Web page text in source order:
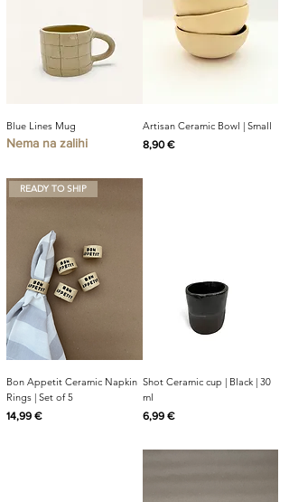
Blue Lines Mug
Nema na zalihi
Artisan Ceramic Bowl | Small
Cijena
8,90 €
READY TO SHIP
Bon Appetit Ceramic Napkin
Rings | Set of 5
Cijena
14,99 €
Shot Ceramic cup | Black | 30
ml
Cijena
6,99 €